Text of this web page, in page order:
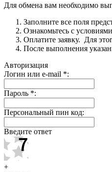
Для обмена вам необходимо
Заполните все поля
Ознакомьтесь с
Оплатите заявку. Для
После выполнения
Авторизация
Логин или e-mail *:
Пароль *:
Персональный пин код:
Введите ответ
+